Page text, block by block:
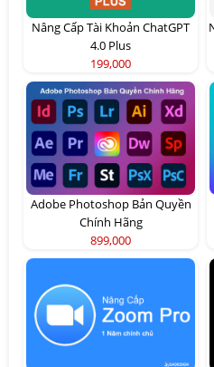
Nâng Cấp Tài Khoản ChatGPT
4.0 Plus
199,000
Adobe Photoshop Bản Quyền
Chính Hãng
899,000